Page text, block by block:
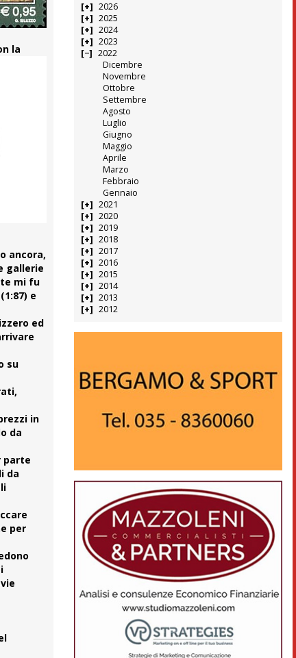
la
ancora,
gallerie
mi fu
e
ed
su
in
da
parte
da
per
2026
2025
2024
2023
2022
Dicembre
Novembre
Ottobre
Settembre
Agosto
Luglio
Giugno
Maggio
Aprile
Marzo
Febbraio
Gennaio
2021
2020
2019
2018
2017
2016
2015
2014
2013
2012